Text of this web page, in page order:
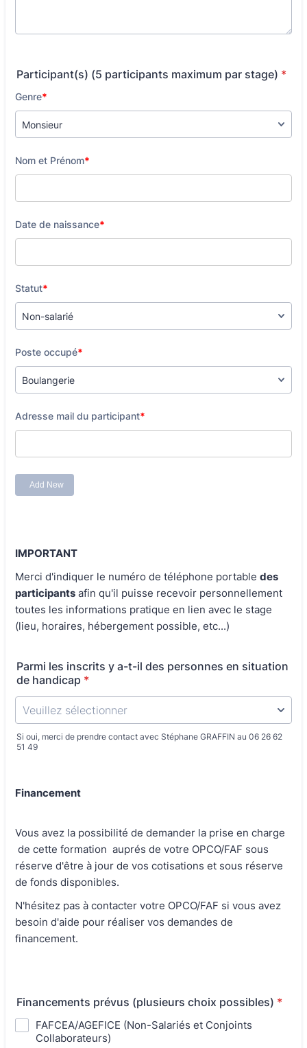
Participant(s) (5 participants maximum par stage) *
IMPORTANT
Merci d'indiquer le numéro de téléphone portable des
participants afin qu'il puisse recevoir personnellement
toutes les informations pratique en lien avec le stage
(lieu, horaires, hébergement possible, etc...)
Parmi les inscrits y a-t-il des personnes en situation
de handicap *
Si oui, merci de prendre contact avec Stéphane GRAFFIN au 06 26 62
51 49
Financement
Vous avez la possibilité de demander la prise en charge
de cette formation auprés de votre OPCO/FAF sous
réserve d'être à jour de vos cotisations et sous réserve
de fonds disponibles.
N'hésitez pas à contacter votre OPCO/FAF si vous avez
besoin d'aide pour réaliser vos demandes de
financement.
Financements prévus (plusieurs choix possibles) *
FAFCEA/AGEFICE (Non-Salariés et Conjoints
Collaborateurs)